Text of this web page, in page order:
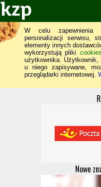
W celu zapewnienia
personalizacji serwisu,
elementy innych
wykorzystują pliki cookies
użytkownika.
u niego zapisywane,
przeglądarki internetowej.
Nowe